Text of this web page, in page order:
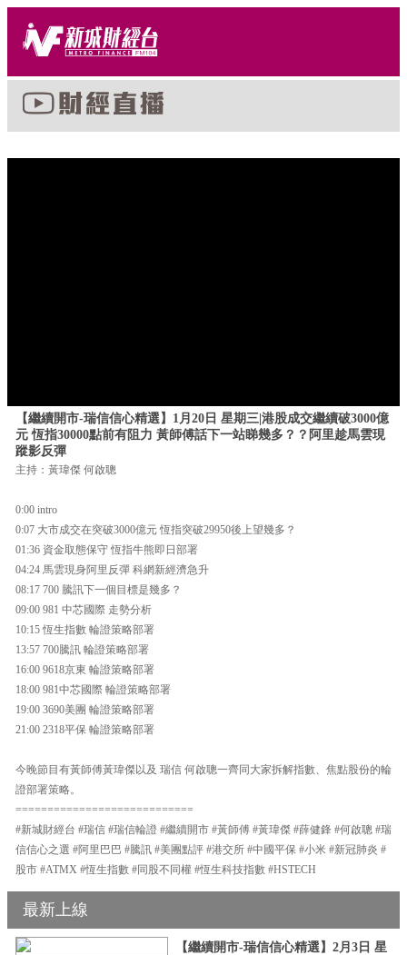
【繼續開市-瑞信信心精選】1月20日 星期三|港股成交繼續破3000億
元 恆指30000點前有阻力 黃師傅話下一站睇幾多？？阿里趁馬雲現
蹤影反彈
主持：黃瑋傑 何啟聰
0:00 intro
0:07 大市成交在突破3000億元 恆指突破29950後上望幾多？
01:36 資金取態保守 恆指牛熊即日部署
04:24 馬雲現身阿里反彈 科網新經濟急升
08:17 700 騰訊下一個目標是幾多？
09:00 981 中芯國際 走勢分析
10:15 恆生指數 輪證策略部署
13:57 700騰訊 輪證策略部署
16:00 9618京東 輪證策略部署
18:00 981中芯國際 輪證策略部署
19:00 3690美團 輪證策略部署
21:00 2318平保 輪證策略部署
今晚節目有黃師傅黃瑋傑以及 瑞信 何啟聰一齊同大家拆解指數、焦點股份的輪
證部署策略。
============================
#新城財經台 #瑞信 #瑞信輪證 #繼續開市 #黃師傅 #黃瑋傑 #薛健鋒 #何啟聰 #瑞
信信心之選 #阿里巴巴 #騰訊 #美團點評 #港交所 #中國平保 #小米 #新冠肺炎 #
股市 #ATMX #恆生指數 #同股不同權 #恆生科技指數 #HSTECH
最新上線
【繼續開市-瑞信信心精選】2月3日 星